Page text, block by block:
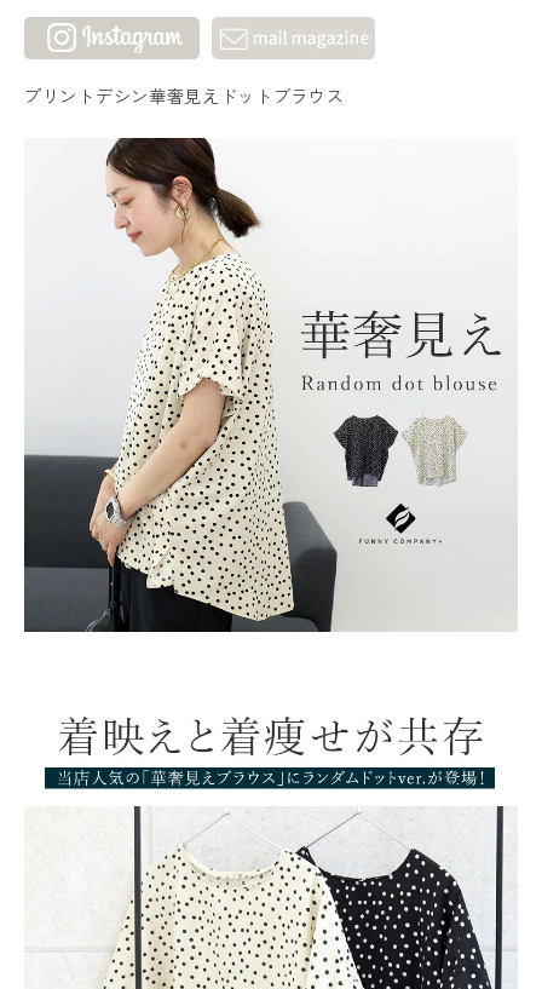
プリントデシン華奢見えドットブラウス